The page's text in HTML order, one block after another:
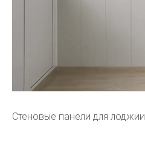
Стеновые панели для лоджии